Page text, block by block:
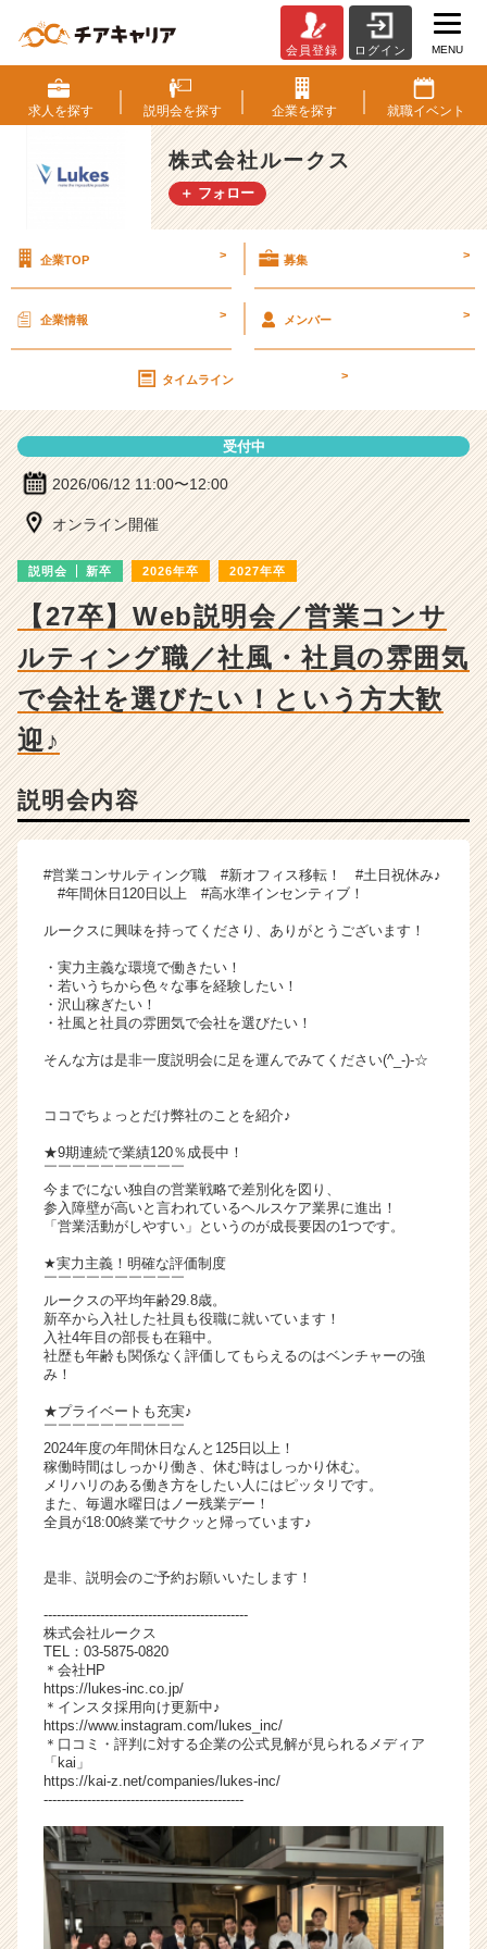
式
会
社
ル
ー
ク
明
細
|
ー・
企
業
か
ら
ス
カ
ウ
イ
ト
チ
キ
ャ
リ
（C
e
r
a
r
e
r）
会員登録 ログイン MENU
求人を探す 説明会を探す 企業を探す 就職イベント
株式会社ルークス
＋ フォロー
企業TOP > 募集 >
企業情報 > メンバー >
タイムライン >
受付中
2026/06/12 11:00〜12:00
オンライン開催
説明会 新卒 2026年卒 2027年卒
【27卒】Web説明会／営業コンサ
ルティング職／社風・社員の雰囲気
で会社を選びたい！という方大歓
迎♪
説明会内容
#営業コンサルティング職 #新オフィス移転！ #土日祝休み♪
#年間休日120日以上 #高水準インセンティブ！
ルークスに興味を持ってくださり、ありがとうございます！
・実力主義な環境で働きたい！
・若いうちから色々な事を経験したい！
・沢山稼ぎたい！
・社風と社員の雰囲気で会社を選びたい！
そんな方は是非一度説明会に足を運んでみてください(^_-)-☆
ココでちょっとだけ弊社のことを紹介♪
★9期連続で業績120％成長中！
￣￣￣￣￣￣￣￣￣￣
今までにない独自の営業戦略で差別化を図り、
参入障壁が高いと言われているヘルスケア業界に進出！
「営業活動がしやすい」というのが成長要因の1つです。
★実力主義！明確な評価制度
￣￣￣￣￣￣￣￣￣￣
ルークスの平均年齢29.8歳。
新卒から入社した社員も役職に就いています！
入社4年目の部長も在籍中。
社歴も年齢も関係なく評価してもらえるのはベンチャーの強
み！
★プライベートも充実♪
￣￣￣￣￣￣￣￣￣￣
2024年度の年間休日なんと125日以上！
稼働時間はしっかり働き、休む時はしっかり休む。
メリハリのある働き方をしたい人にはピッタリです。
また、毎週水曜日はノー残業デー！
全員が18:00終業でサクッと帰っています♪
是非、説明会のご予約お願いいたします！
-----------------------------------------------
株式会社ルークス
TEL：03-5875-0820
＊会社HP
https://lukes-inc.co.jp/
＊インスタ採用向け更新中♪
https://www.instagram.com/lukes_inc/
＊口コミ・評判に対する企業の公式見解が見られるメディア
「kai」
https://kai-z.net/companies/lukes-inc/
----------------------------------------------